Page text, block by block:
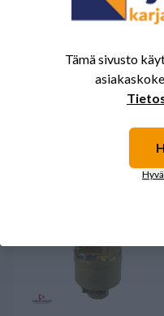
Kaksoishaarukka CV 8
Tämä sivusto